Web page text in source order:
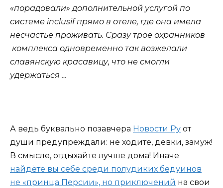
«порадовали» дополнительной услугой по
системе inclusif прямо в отеле, где она имела
несчастье проживать. Сразу трое охранников
комплекса одновременно так возжелали
славянскую красавицу, что не смогли
удержаться …
А ведь буквально позавчера Новости Ру от
души предупреждали: не ходите, девки, замуж!
В смысле, отдыхайте лучше дома! Иначе
найдёте вы себе среди полудиких бедуинов
не «принца Персии», но приключений на свои